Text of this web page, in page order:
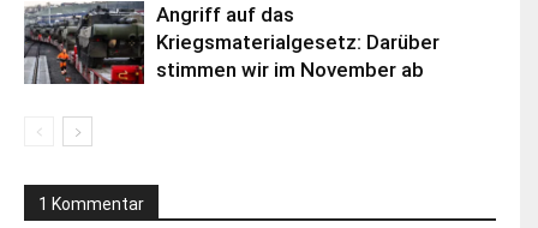
Angriff auf das
Kriegsmaterialgesetz: Darüber
stimmen wir im November ab
1 Kommentar